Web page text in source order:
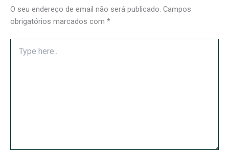
O seu endereço de email não será publicado. Campos
obrigatórios marcados com *
here..